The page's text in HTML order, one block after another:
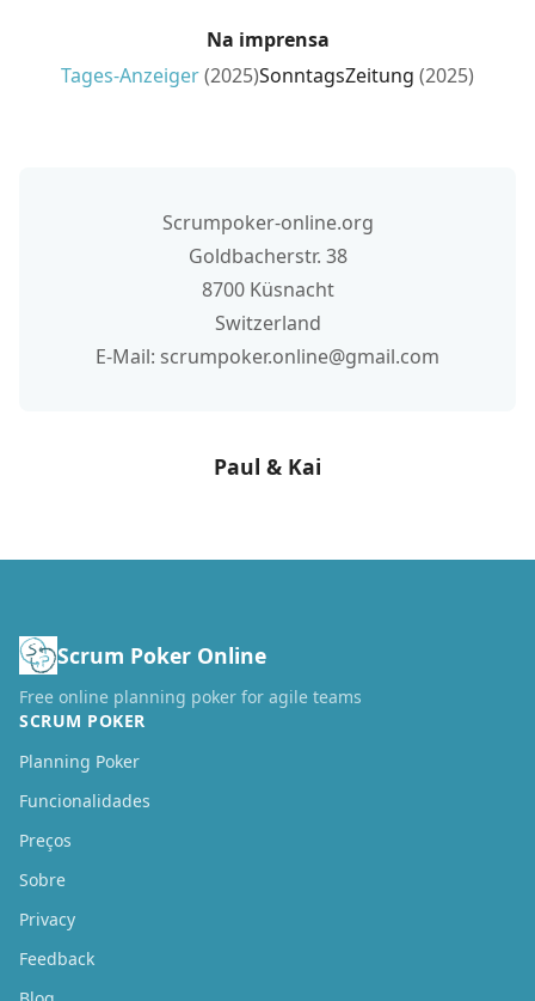
Na imprensa
Tages-Anzeiger(2025)SonntagsZeitung (2025)
Scrumpoker-online.org
Goldbacherstr. 38
8700 Küsnacht
Switzerland
E-Mail: scrumpoker.online@gmail.com
Paul & Kai
Scrum Poker Online
Free online planning poker for agile teams
SCRUM POKER
Planning Poker
Funcionalidades
Preços
Sobre
Privacy
Feedback